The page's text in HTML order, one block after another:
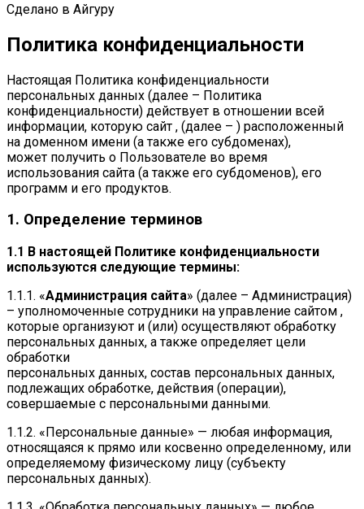
Сделано в Айгуру
Политика конфиденциальности
Настоящая Политика конфиденциальности
персональных данных (далее – Политика
конфиденциальности) действует в отношении всей
информации, которую сайт , (далее – ) расположенный
на доменном имени (а также его субдоменах),
может получить о Пользователе во время
использования сайта (а также его субдоменов), его
программ и его продуктов.
1. Определение терминов
1.1 В настоящей Политике конфиденциальности
используются следующие термины:
1.1.1. «Администрация сайта» (далее – Администрация)
– уполномоченные сотрудники на управление сайтом ,
которые организуют и (или) осуществляют обработку
персональных данных, а также определяет цели
обработки
персональных данных, состав персональных данных,
подлежащих обработке, действия (операции),
совершаемые с персональными данными.
1.1.2. «Персональные данные» — любая информация,
относящаяся к прямо или косвенно определенному, или
определяемому физическому лицу (субъекту
персональных данных).